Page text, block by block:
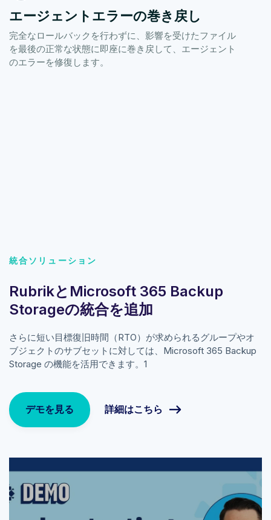
エージェントエラーの巻き戻し
完全なロールバックを行わずに、影響を受けたファイル
を最後の正常な状態に即座に巻き戻して、エージェント
のエラーを修復します。
統合ソリューション
RubrikとMicrosoft 365 Backup
Storageの統合を追加
さらに短い目標復旧時間（RTO）が求められるグループやオ
ブジェクトのサブセットに対しては、Microsoft 365 Backup
Storage の機能を活用できます。1
デモを見る 詳細はこちら